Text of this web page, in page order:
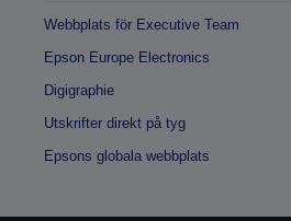
Webbplats för Executive Team
Epson Europe Electronics
Digigraphie
Utskrifter direkt på tyg
Epsons globala webbplats